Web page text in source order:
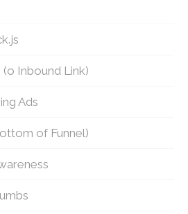
Inbound Link)
Ads
of Funnel)